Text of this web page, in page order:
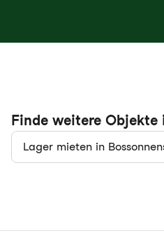
Finde weitere Objekte
Lager mieten in